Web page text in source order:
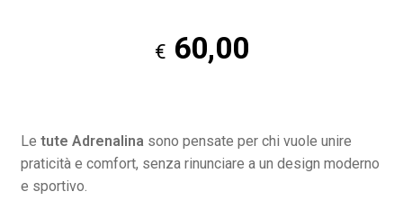
€ 60,00
Le tute Adrenalinasono pensate per chi vuole unire
praticità e comfort, senza rinunciare a un design moderno
e sportivo.